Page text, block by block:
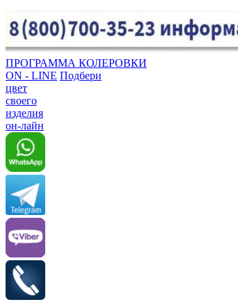
ПРОГРАММА КОЛЕРОВКИ
ON - LINE Подбери
цвет
своего
изделия
он-лайн